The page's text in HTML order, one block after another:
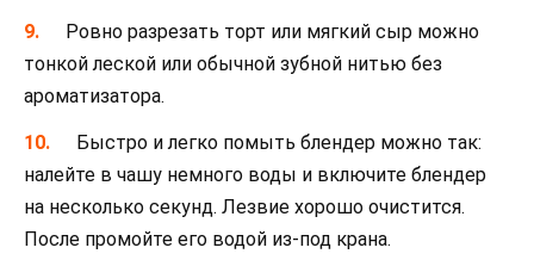
Ровно разрезать торт или мягкий сыр можно
тонкой леской или обычной зубной нитью без
ароматизатора.
Быстро и легко помыть блендер можно так:
налейте в чашу немного воды и включите блендер
на несколько секунд. Лезвие хорошо очистится.
После промойте его водой из-под крана.